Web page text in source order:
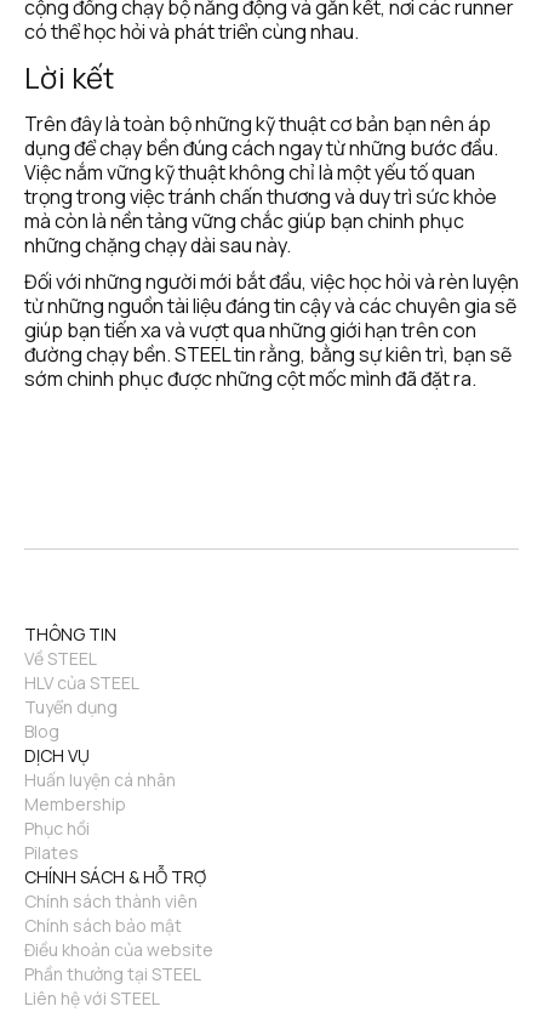
cộng đồng chạy bộ năng động và gắn kết, nơi các runner
có thể học hỏi và phát triển cùng nhau.
Lời kết
Trên đây là toàn bộ những kỹ thuật cơ bản bạn nên áp
dụng để chạy bền đúng cách ngay từ những bước đầu.
Việc nắm vững kỹ thuật không chỉ là một yếu tố quan
trọng trong việc tránh chấn thương và duy trì sức khỏe
mà còn là nền tảng vững chắc giúp bạn chinh phục
những chặng chạy dài sau này.
Đối với những người mới bắt đầu, việc học hỏi và rèn luyện
từ những nguồn tài liệu đáng tin cậy và các chuyên gia sẽ
giúp bạn tiến xa và vượt qua những giới hạn trên con
đường chạy bền. STEEL tin rằng, bằng sự kiên trì, bạn sẽ
sớm chinh phục được những cột mốc mình đã đặt ra.
THÔNG TIN
Về STEEL
HLV của STEEL
Tuyển dụng
Blog
DỊCH VỤ
Huấn luyện cá nhân
Membership
Phục hồi
Pilates
CHÍNH SÁCH & HỖ TRỢ
Chính sách thành viên
Chính sách bảo mật
Điều khoản của website
Phần thưởng tại STEEL
Liên hệ với STEEL